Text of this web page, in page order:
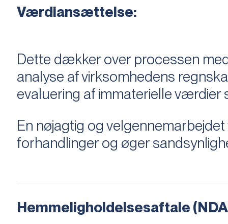
Værdiansættelse:
Dette dækker over processen
analyse af virksomhedens
evaluering af immaterielle
En nøjagtig og
forhandlinger og øger
Hemmeligholdelsesaftale